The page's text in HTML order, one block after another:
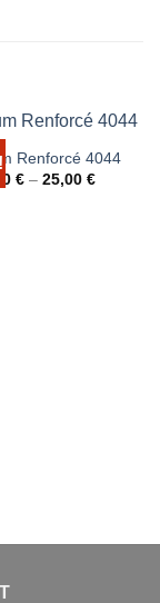
Renforcé 4044
€– 25,00 €